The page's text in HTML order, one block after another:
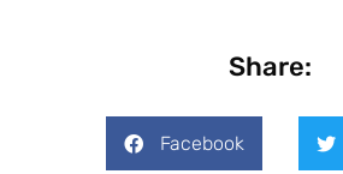
Share:
Facebook